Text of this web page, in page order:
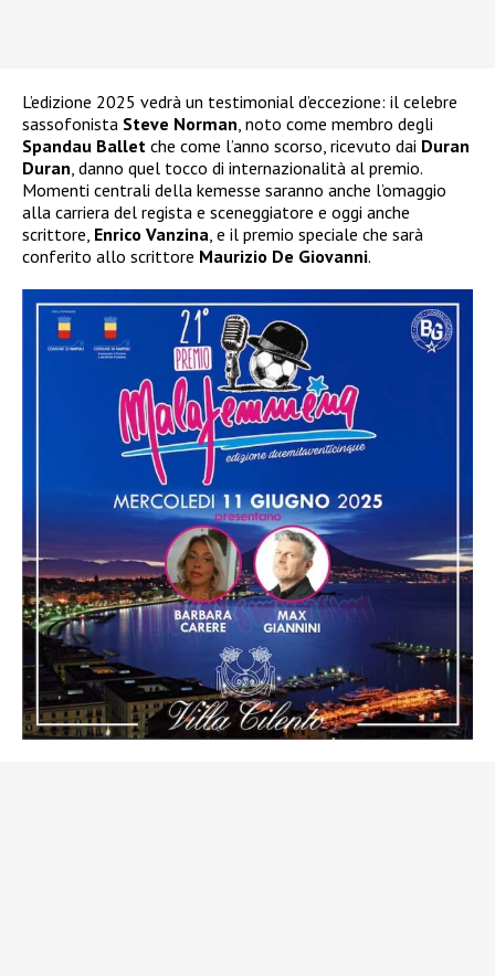
L’edizione 2025 vedrà un testimonial d’eccezione: il celebre
sassofonista Steve Norman, noto come membro degli
Spandau Ballet che come l’anno scorso, ricevuto dai Duran
Duran, danno quel tocco di internazionalità al premio.
Momenti centrali della kemesse saranno anche l’omaggio
alla carriera del regista e sceneggiatore e oggi anche
scrittore, Enrico Vanzina, e il premio speciale che sarà
conferito allo scrittore Maurizio De Giovanni.